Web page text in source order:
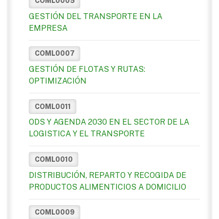
GESTIÓN DEL TRANSPORTE EN LA
EMPRESA
COML0007
GESTIÓN DE FLOTAS Y RUTAS:
OPTIMIZACIÓN
COML0011
ODS Y AGENDA 2030 EN EL SECTOR DE LA
LOGISTICA Y EL TRANSPORTE
COML0010
DISTRIBUCIÓN, REPARTO Y RECOGIDA DE
PRODUCTOS ALIMENTICIOS A DOMICILIO
COML0009